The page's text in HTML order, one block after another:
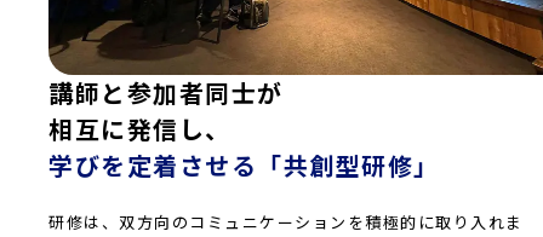
講師と参加者同士が
相互に発信し、
学びを定着させる「共創型研修」
研修は、双方向のコミュニケーションを積極的に取り入れま